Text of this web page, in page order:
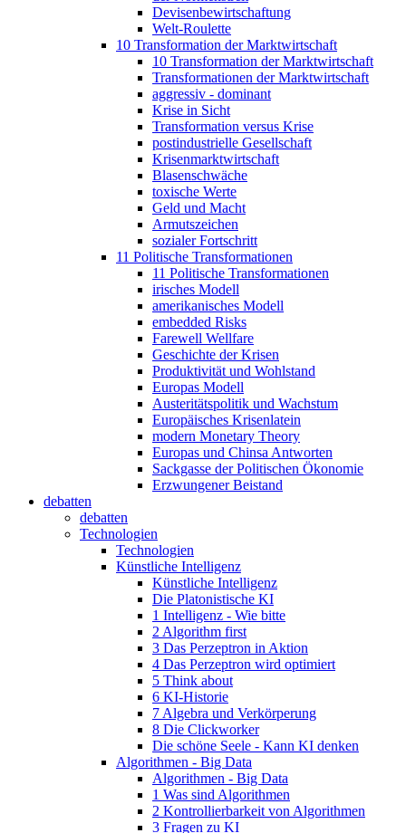
Devisenbewirtschaftung
Welt-Roulette
10 Transformation der Marktwirtschaft
10 Transformation der Marktwirtschaft
Transformationen der Marktwirtschaft
aggressiv - dominant
Krise in Sicht
Transformation versus Krise
postindustrielle Gesellschaft
Krisenmarktwirtschaft
Blasenschwäche
toxische Werte
Geld und Macht
Armutszeichen
sozialer Fortschritt
11 Politische Transformationen
11 Politische Transformationen
irisches Modell
amerikanisches Modell
embedded Risks
Farewell Wellfare
Geschichte der Krisen
Produktivität und Wohlstand
Europas Modell
Austeritätspolitik und Wachstum
Europäisches Krisenlatein
modern Monetary Theory
Europas und Chinsa Antworten
Sackgasse der Politischen Ökonomie
Erzwungener Beistand
debatten
debatten
Technologien
Technologien
Künstliche Intelligenz
Künstliche Intelligenz
Die Platonistische KI
1 Intelligenz - Wie bitte
2 Algorithm first
3 Das Perzeptron in Aktion
4 Das Perzeptron wird optimiert
5 Think about
6 KI-Historie
7 Algebra und Verkörperung
8 Die Clickworker
Die schöne Seele - Kann KI denken
Algorithmen - Big Data
Algorithmen - Big Data
1 Was sind Algorithmen
2 Kontrollierbarkeit von Algorithmen
3 Fragen zu KI